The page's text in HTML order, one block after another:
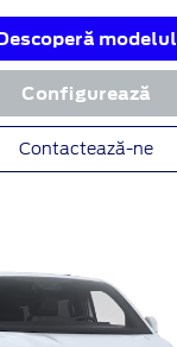
modelul
Configurează
Contactează-ne